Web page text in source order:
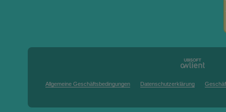
Allgemeine Geschäftsbedingungen Datenschutzerklärung